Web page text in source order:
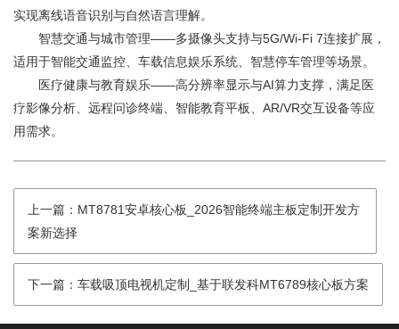
实现离线语音识别与自然语言理解。
智慧交通与城市管理——多摄像头支持与5G/Wi-Fi 7连接扩展，
适用于智能交通监控、车载信息娱乐系统、智慧停车管理等场景。
医疗健康与教育娱乐——高分辨率显示与AI算力支撑，满足医
疗影像分析、远程问诊终端、智能教育平板、AR/VR交互设备等应
用需求。
上一篇：MT8781安卓核心板_2026智能终端主板定制开发方
案新选择
下一篇：车载吸顶电视机定制_基于联发科MT6789核心板方案